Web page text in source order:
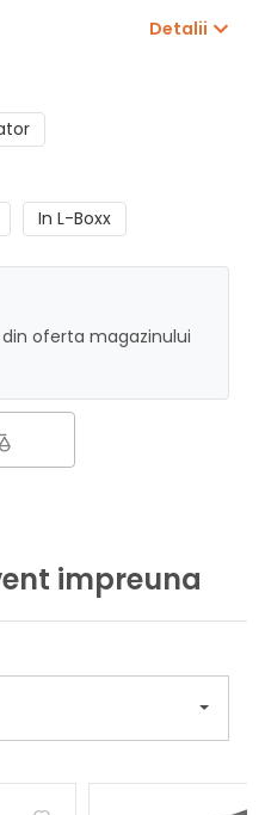
Detalii
In L-Boxx
oferta magazinului
impreuna